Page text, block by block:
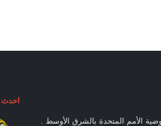
الأمم المتحدة بالشرق الأوسط .
احدث